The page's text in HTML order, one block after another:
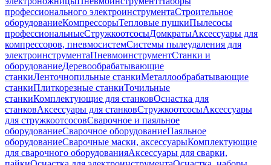
профессионального электроинструментаСтроительное
оборудованиеКомпрессорыТепловые пушкиПылесосы
профессиональныеСтружкоотсосыДомкратыАксессуары для
компрессоров, пневмосистемСистемы пылеудаления для
электроинструментаПневмоинструментСтанки и
оборудованиеДеревообрабатывающие
станкиЛенточнопильные станкиМеталлообрабатывающие
станкиПлиткорезные станкиТочильные
станкиКомплектующие для станковОснастка для
станковАксессуары для станковСтружкоотсосыАксессуары
для стружкоотсосовСварочное и паяльное
оборудованиеСварочное оборудованиеПаяльное
оборудованиеСварочные маски, аксессуарыКомплектующие
для сварочного оборудованияАксессуары для сварки,